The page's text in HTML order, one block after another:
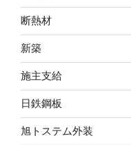
断熱材
新築
施主支給
日鉄鋼板
旭トステム外装